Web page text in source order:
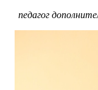
педагог